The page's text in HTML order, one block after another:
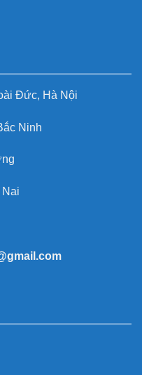
Đức, Hà Nội
Ninh
Nai